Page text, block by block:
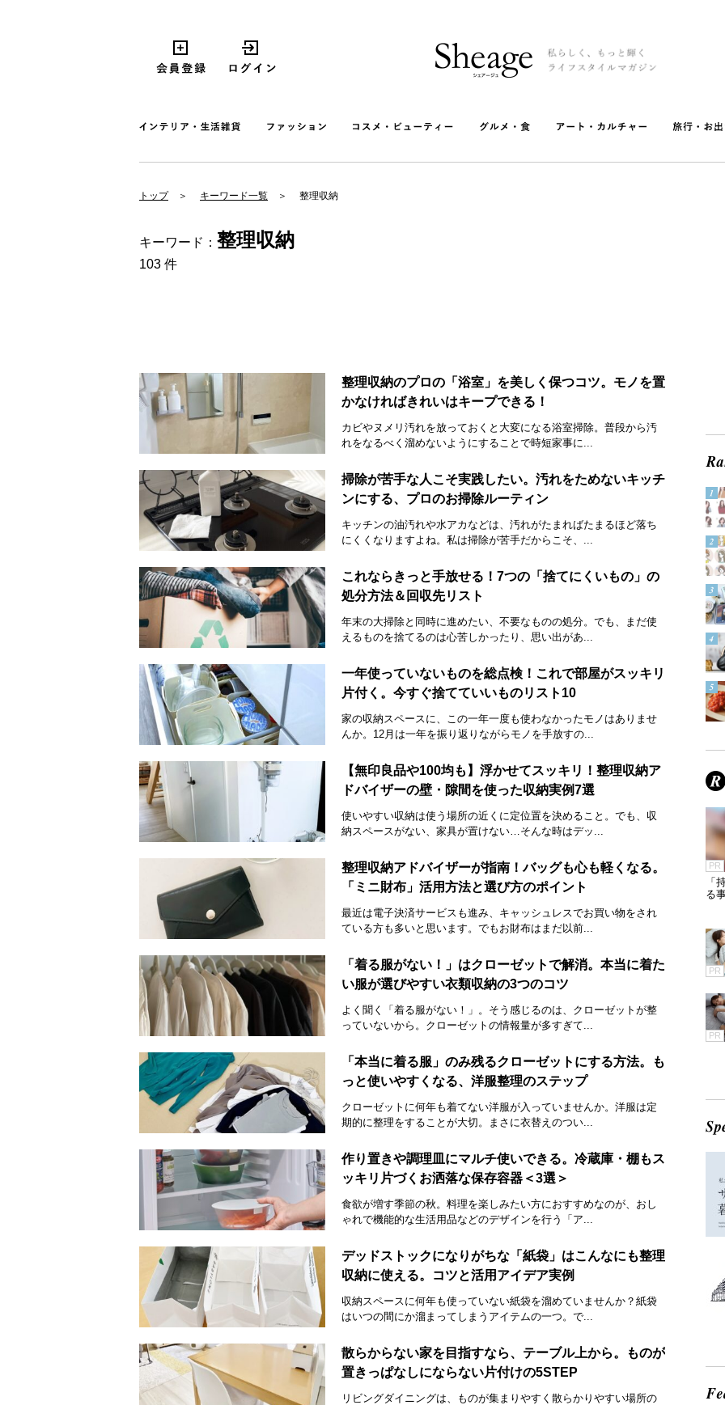
トップ キーワード一覧 整理収納
キーワード： 整理収納
103 件
整理収納のプロの「浴室」を美しく保つコツ。モノを置
かなければきれいはキープできる！
カビやヌメリ汚れを放っておくと大変になる浴室掃除。普段から汚
れをなるべく溜めないようにすることで時短家事に...
掃除が苦手な人こそ実践したい。汚れをためないキッチ
ンにする、プロのお掃除ルーティン
キッチンの油汚れや水アカなどは、汚れがたまればたまるほど落ち
にくくなりますよね。私は掃除が苦手だからこそ、...
これならきっと手放せる！7つの「捨てにくいもの」の
処分方法＆回収先リスト
年末の大掃除と同時に進めたい、不要なものの処分。でも、まだ使
えるものを捨てるのは心苦しかったり、思い出があ...
一年使っていないものを総点検！これで部屋がスッキリ
片付く。今すぐ捨てていいものリスト10
家の収納スペースに、この一年一度も使わなかったモノはありませ
んか。12月は一年を振り返りながらモノを手放すの...
【無印良品や100均も】浮かせてスッキリ！整理収納ア
ドバイザーの壁・隙間を使った収納実例7選
使いやすい収納は使う場所の近くに定位置を決めること。でも、収
納スペースがない、家具が置けない…そんな時はデッ...
整理収納アドバイザーが指南！バッグも心も軽くなる。
「ミニ財布」活用方法と選び方のポイント
最近は電子決済サービスも進み、キャッシュレスでお買い物をされ
ている方も多いと思います。でもお財布はまだ以前...
「着る服がない！」はクローゼットで解消。本当に着た
い服が選びやすい衣類収納の3つのコツ
よく聞く「着る服がない！」。そう感じるのは、クローゼットが整
っていないから。クローゼットの情報量が多すぎて...
「本当に着る服」のみ残るクローゼットにする方法。も
っと使いやすくなる、洋服整理のステップ
クローゼットに何年も着てない洋服が入っていませんか。洋服は定
期的に整理をすることが大切。まさに衣替えのつい...
作り置きや調理皿にマルチ使いできる。冷蔵庫・棚もス
ッキリ片づくお洒落な保存容器＜3選＞
食欲が増す季節の秋。料理を楽しみたい方におすすめなのが、おし
ゃれで機能的な生活用品などのデザインを行う「ア...
デッドストックになりがちな「紙袋」はこんなにも整理
収納に使える。コツと活用アイデア実例
収納スペースに何年も使っていない紙袋を溜めていませんか？紙袋
はいつの間にか溜まってしまうアイテムの一つ。で...
散らからない家を目指すなら、テーブル上から。ものが
置きっぱなしにならない片付けの5STEP
リビングダイニングは、ものが集まりやすく散らかりやすい場所の
PR
「
る
PR
PR